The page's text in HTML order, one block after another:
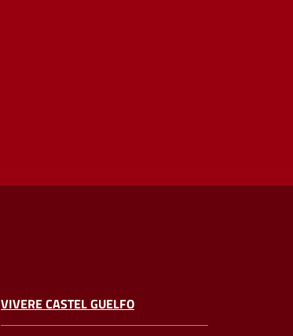
VIVERE CASTEL GUELFO